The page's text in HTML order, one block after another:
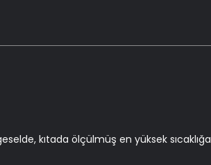
kıtada ölçülmüş en yüksek sıcaklığa